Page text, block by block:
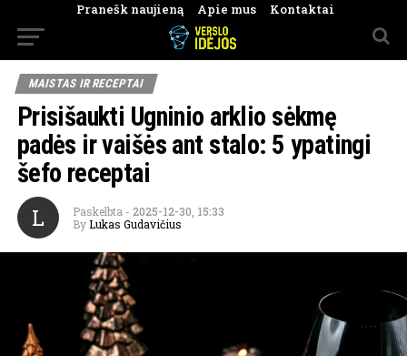
Pranešk naujieną Apie mus Kontaktai
MAISTAS IR RECEPTAI
Prisišaukti Ugninio arklio sėkmę
padės ir vaišės ant stalo: 5 ypatingi
šefo receptai
L Paskelbta - 2025-12-30, 15:33
By Lukas Gudavičius